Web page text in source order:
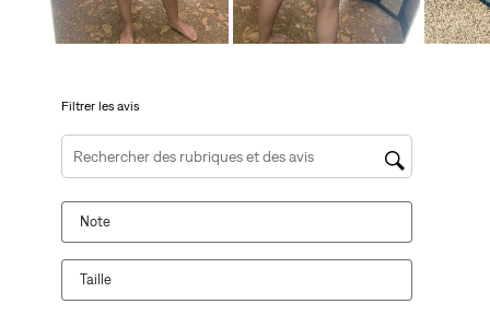
formulaire
de
formulaire
de
formulaire
de
formulaire
de
formulaire
de
Filtrer les avis
Zone de recherche de sujet et d'avis
Note
Taille